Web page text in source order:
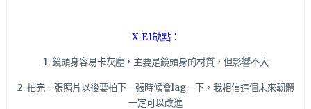
X-E1缺點：
1. 鏡頭身容易卡灰塵，主要是鏡頭身的材質，但影響不大
2. 拍完一張照片以後要拍下一張時候會lag一下，我相信這個未來韌體
一定可以改進